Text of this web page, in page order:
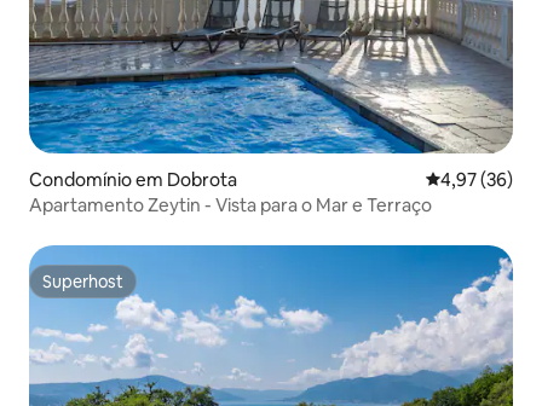
Condomínio em Dobrota Classificação
4,97 (36)
Apartamento Zeytin - Vista para o Mar e Terraço
Superhost
Superhost